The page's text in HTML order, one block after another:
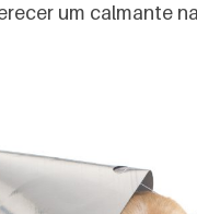
um calmante